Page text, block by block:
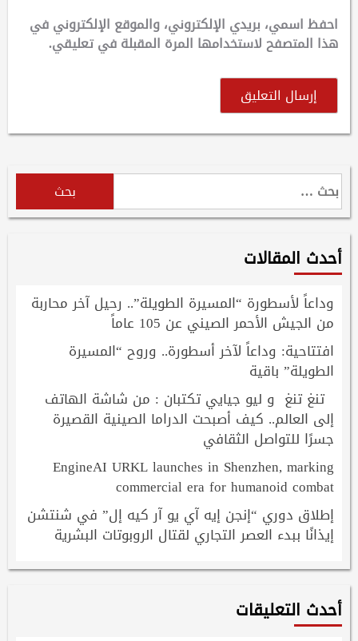
احفظ اسمي، بريدي الإلكتروني، والموقع الإلكتروني في
هذا المتصفح لاستخدامها المرة المقبلة في تعليقي.
البحث
عن:
أحدث المقالات
وداعاً لأسطورة “المسيرة الطويلة”.. رحيل آخر محاربة
من الجيش الأحمر الصيني عن 105 عاماً
افتتاحية: وداعاً لآخر أسطورة.. وروح “المسيرة
الطويلة” باقية
تنغ تنغ و ليو جيايي تكتبان : من شاشة الهاتف
إلى العالم.. كيف أصبحت الدراما الصينية القصيرة
جسرًا للتواصل الثقافي
EngineAI URKL launches in Shenzhen, marking
commercial era for humanoid combat
إطلاق دوري “إنجن إيه آي يو آر كيه إل” في شنتشن
إيذانًا ببدء العصر التجاري لقتال الروبوتات البشرية
أحدث التعليقات